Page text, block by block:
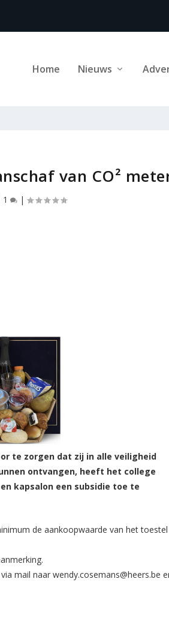
Home Nieuws
van CO²
1 |
te zorgen dat zij in alle veiligheid
ontvangen, heeft het college
kapsalon een subsidie toe te
de aankoopwaarde van het toestel
mail naar wendy.cosemans@heers.be